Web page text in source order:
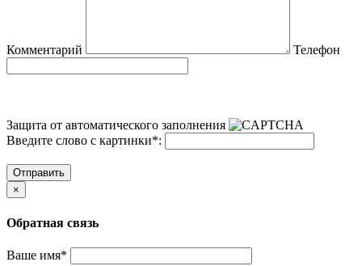
Комментарий Телефон
Защита от автоматического заполнения
Введите слово с картинки*:
Отправить
×
Обратная связь
Ваше имя*